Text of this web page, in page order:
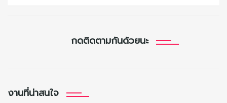
กดติดตามกันด้วยนะ
งานที่น่าสนใจ